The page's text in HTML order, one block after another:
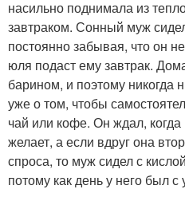
насильно поднимала из
завтраком. Сонный муж
постоянно забывая, что он
юля подаст ему завтрак.
барином, и поэтому никогда
уже о том, чтобы
чай или кофе. Он ждал, когда
желает, а если вдруг она
спроса, то муж сидел с
потому как день у него был с